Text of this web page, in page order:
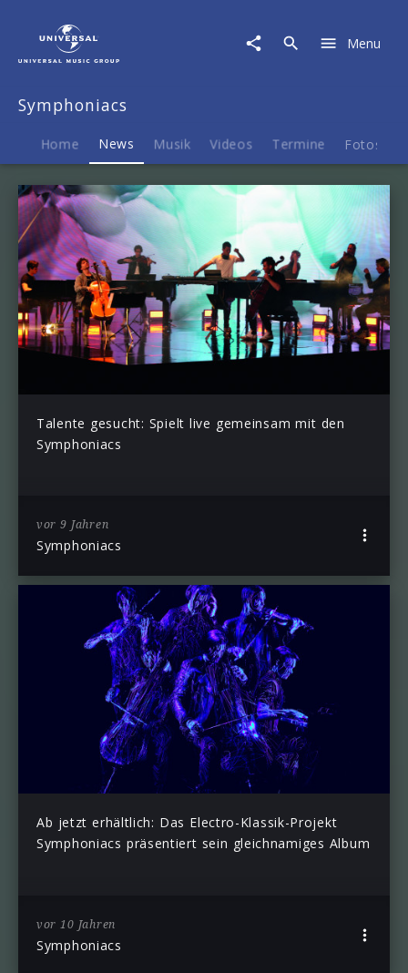
Menu
Symphoniacs
Home News Musik Videos Termine Fotos
Talente gesucht: Spielt live gemeinsam mit den
Symphoniacs
vor 9 Jahren
Symphoniacs
Ab jetzt erhältlich: Das Electro-Klassik-Projekt
Symphoniacs präsentiert sein gleichnamiges Album
vor 10 Jahren
Symphoniacs